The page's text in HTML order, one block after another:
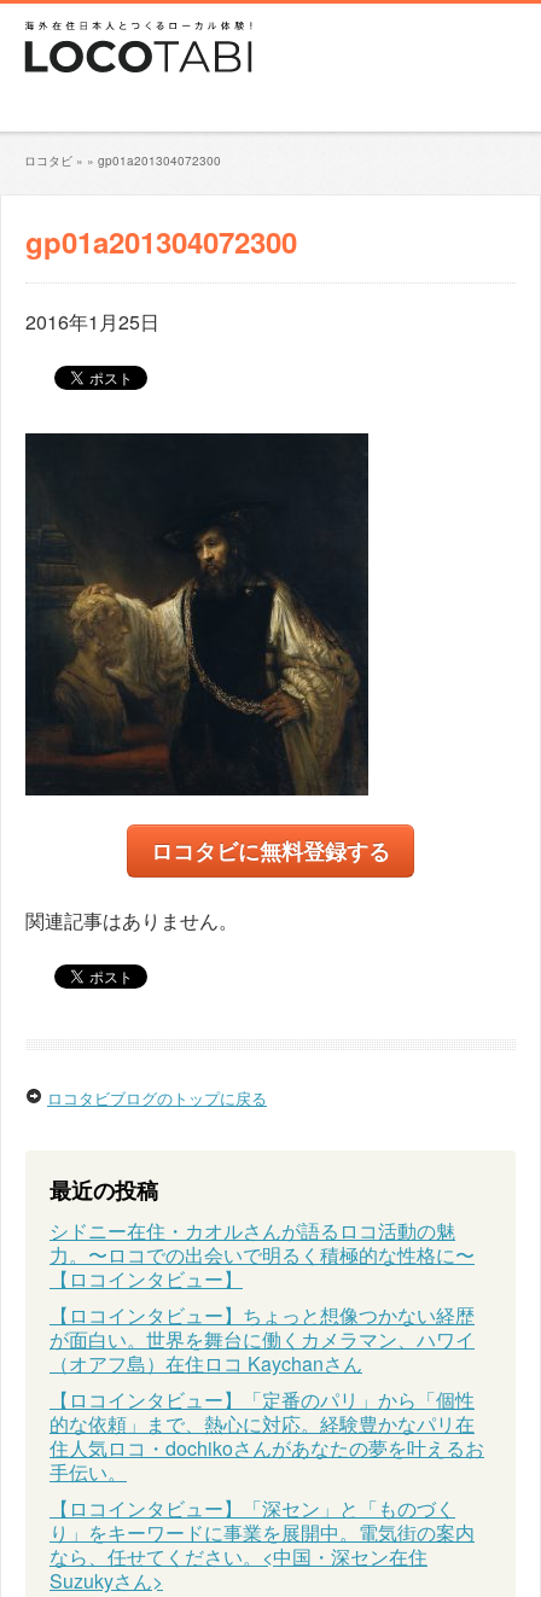
ロコタビ » » gp01a201304072300
gp01a201304072300
2016年1月25日
ロコタビに無料登録する
関連記事はありません。
ロコタビブログのトップに戻る
最近の投稿
シドニー在住・カオルさんが語るロコ活動の魅
力。〜ロコでの出会いで明るく積極的な性格に〜
【ロコインタビュー】
【ロコインタビュー】ちょっと想像つかない経歴
が面白い。世界を舞台に働くカメラマン、ハワイ
（オアフ島）在住ロコ Kaychanさん
【ロコインタビュー】「定番のパリ」から「個性
的な依頼」まで、熱心に対応。経験豊かなパリ在
住人気ロコ・dochikoさんがあなたの夢を叶えるお
手伝い。
【ロコインタビュー】「深セン」と「ものづく
り」をキーワードに事業を展開中。電気街の案内
なら、任せてください。<中国・深セン在住
Suzukyさん>